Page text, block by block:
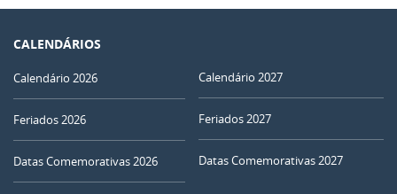
CALENDÁRIOS
Calendário 2026
Feriados 2026
Datas Comemorativas 2026
Calendário 2027
Feriados 2027
Datas Comemorativas 2027